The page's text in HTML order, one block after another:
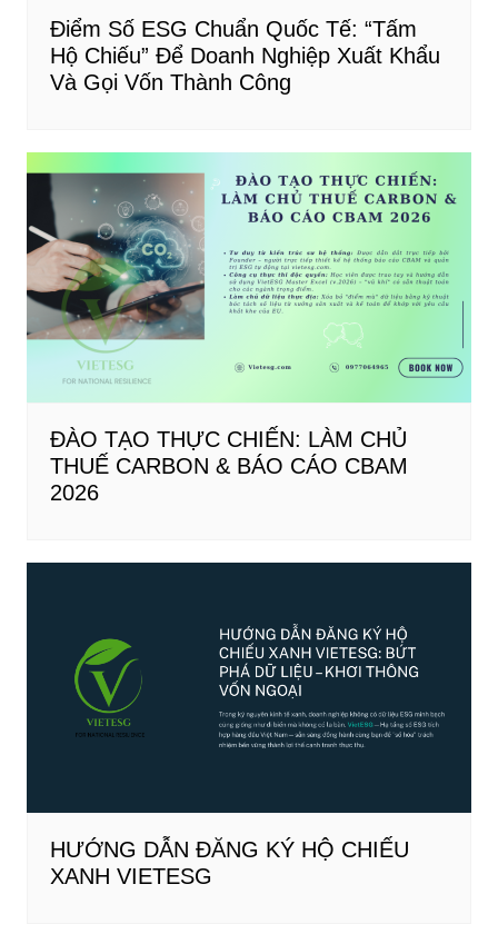
Điểm Số ESG Chuẩn Quốc Tế: “Tấm
Hộ Chiếu” Để Doanh Nghiệp Xuất Khẩu
Và Gọi Vốn Thành Công
ĐÀO TẠO THỰC CHIẾN: LÀM CHỦ
THUẾ CARBON & BÁO CÁO CBAM
2026
HƯỚNG DẪN ĐĂNG KÝ HỘ CHIẾU
XANH VIETESG